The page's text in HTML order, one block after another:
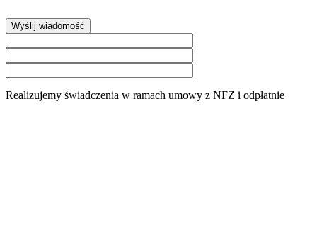
Wyślij wiadomość
Realizujemy świadczenia w ramach umowy z NFZ i odpłatnie